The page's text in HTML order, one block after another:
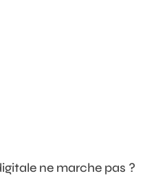
ne marche pas ?